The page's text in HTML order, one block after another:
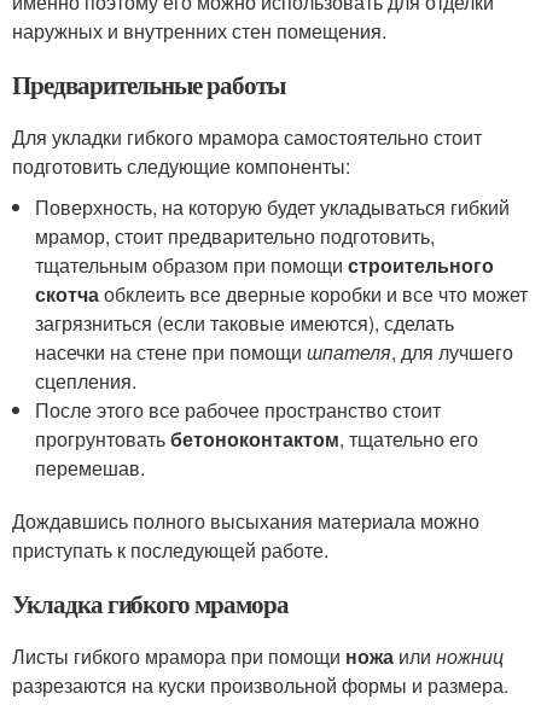
наружных и внутренних стен помещения.
Предварительные работы
Для укладки гибкого мрамора самостоятельно стоит
подготовить следующие компоненты:
Поверхность, на которую будет укладываться гибкий
мрамор, стоит предварительно подготовить,
тщательным образом при помощистроительного
скотчаобклеить все дверные коробки и все что может
загрязниться (если таковые имеются), сделать
насечки на стене при помощишпателя, для лучшего
сцепления.
После этого все рабочее пространство стоит
прогрунтоватьбетоноконтактом, тщательно его
перемешав.
Дождавшись полного высыхания материала можно
приступать к последующей работе.
Укладка гибкого мрамора
Листы гибкого мрамора при помощи ножа или ножниц
разрезаются на куски произвольной формы и размера.